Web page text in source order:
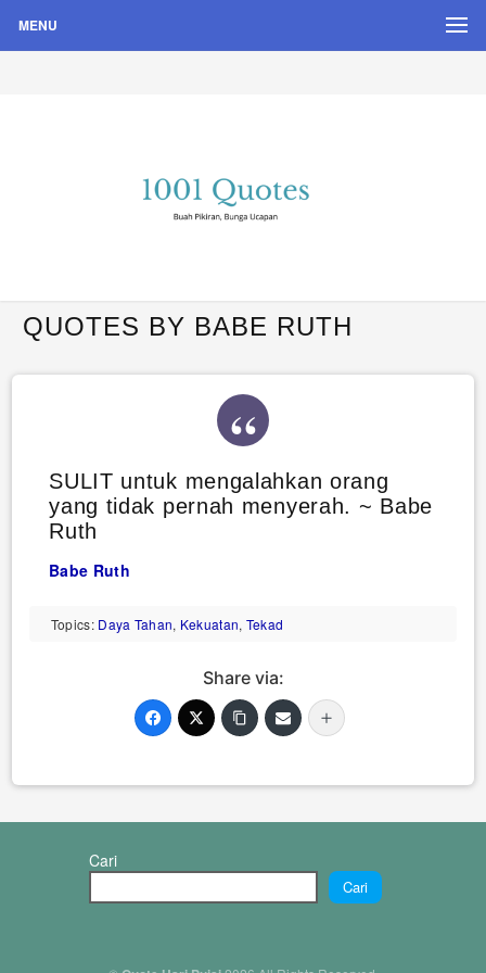
MENU
Quote Hari Puisi
QUOTES BY BABE RUTH
SULIT untuk mengalahkan orang
yang tidak pernah menyerah. ~ Babe
Ruth
Babe Ruth
Topics: Daya Tahan, Kekuatan, Tekad
Share via:
Cari
Cari